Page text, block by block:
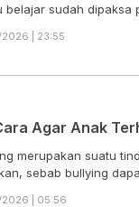
sudah dipaksa
| 23:55
Agar Anak
merupakan suatu
sebab bullying
| 05:56